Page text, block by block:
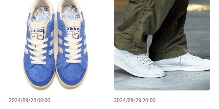
2024/09/28 08:00 2024/09/29 20:00